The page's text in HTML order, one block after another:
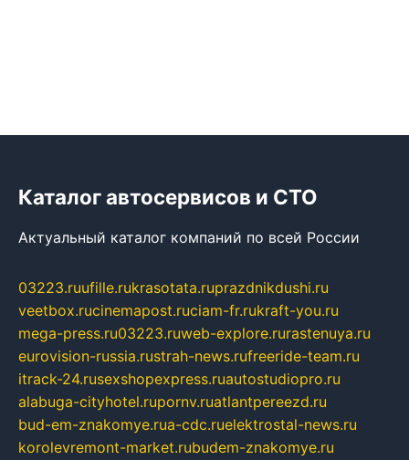
Каталог автосервисов и СТО
Актуальный каталог компаний по всей России
03223.ruufille.rukrasotata.ruprazdnikdushi.ru
veetbox.rucinemapost.ruciam-fr.rukraft-you.ru
mega-press.ru03223.ruweb-explore.rurastenuya.ru
eurovision-russia.rustrah-news.rufreeride-team.ru
itrack-24.rusexshopexpress.ruautostudiopro.ru
alabuga-cityhotel.rupornv.ruatlantpereezd.ru
bud-em-znakomye.rua-cdc.ruelektrostal-news.ru
korolevremont-market.rubudem-znakomye.ru